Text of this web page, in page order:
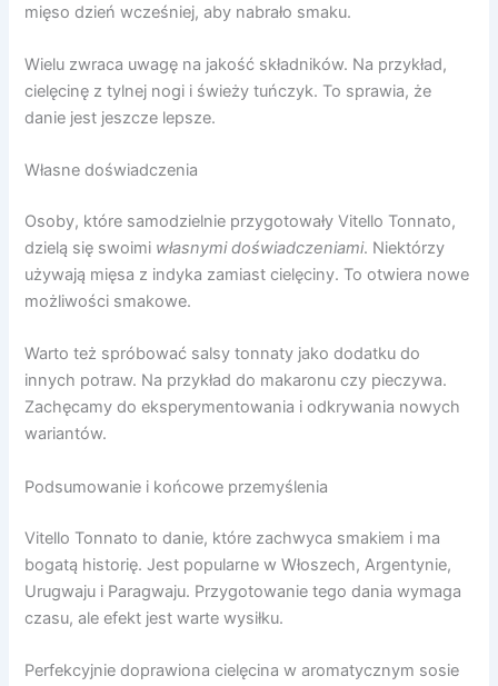
mięso dzień wcześniej, aby nabrało smaku.
Wielu zwraca uwagę na jakość składników. Na przykład,
cielęcinę z tylnej nogi i świeży tuńczyk. To sprawia, że
danie jest jeszcze lepsze.
Własne doświadczenia
Osoby, które samodzielnie przygotowały Vitello Tonnato,
dzielą się swoimi własnymi doświadczeniami. Niektórzy
używają mięsa z indyka zamiast cielęciny. To otwiera nowe
możliwości smakowe.
Warto też spróbować salsy tonnaty jako dodatku do
innych potraw. Na przykład do makaronu czy pieczywa.
Zachęcamy do eksperymentowania i odkrywania nowych
wariantów.
Podsumowanie i końcowe przemyślenia
Vitello Tonnato to danie, które zachwyca smakiem i ma
bogatą historię. Jest popularne w Włoszech, Argentynie,
Urugwaju i Paragwaju. Przygotowanie tego dania wymaga
czasu, ale efekt jest warte wysiłku.
Perfekcyjnie doprawiona cielęcina w aromatycznym sosie